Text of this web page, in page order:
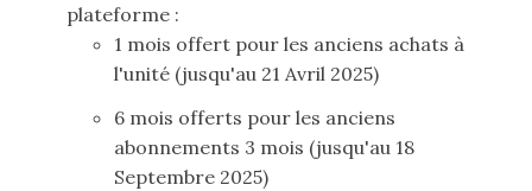
plateforme :
1 mois offert pour les anciens achats à
l'unité (jusqu'au 21 Avril 2025)
6 mois offerts pour les anciens
abonnements 3 mois (jusqu'au 18
Septembre 2025)